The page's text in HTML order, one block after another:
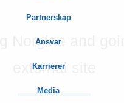
Partnerskap
Ansvar
Karrierer
Media
Norgine and
external site